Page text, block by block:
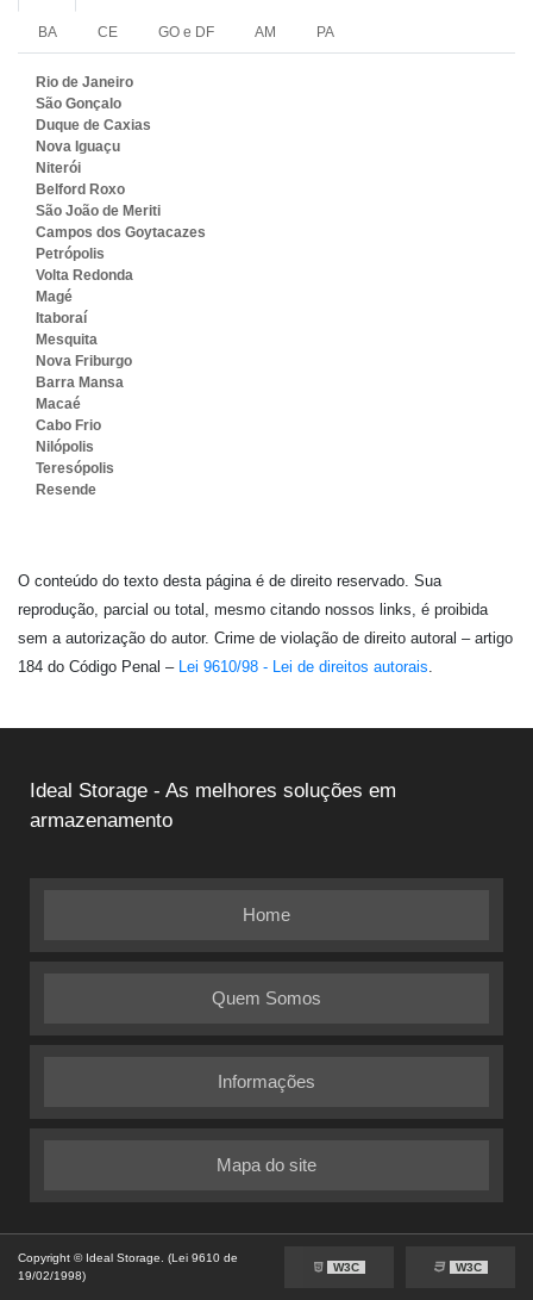
BA CE GO e DF AM PA
Rio de Janeiro
São Gonçalo
Duque de Caxias
Nova Iguaçu
Niterói
Belford Roxo
São João de Meriti
Campos dos Goytacazes
Petrópolis
Volta Redonda
Magé
Itaboraí
Mesquita
Nova Friburgo
Barra Mansa
Macaé
Cabo Frio
Nilópolis
Teresópolis
Resende
O conteúdo do texto desta página é de direito reservado. Sua
reprodução, parcial ou total, mesmo citando nossos links, é proibida
sem a autorização do autor. Crime de violação de direito autoral – artigo
184 do Código Penal – Lei 9610/98 - Lei de direitos autorais
Ideal Storage - As melhores soluções em
armazenamento
Home
Quem Somos
Informações
Mapa do site
Copyright © Ideal Storage. (Lei 9610 de
19/02/1998)
W3C W3C